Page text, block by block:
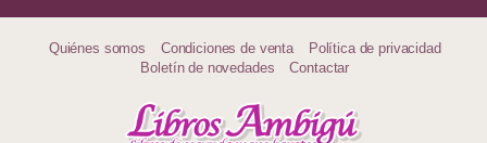
Quiénes somos Condiciones de venta
Política de privacidad
Boletín de novedades
Contactar